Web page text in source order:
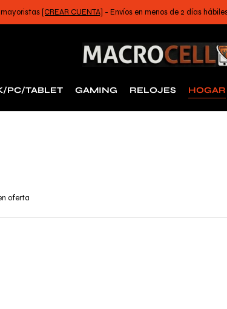
[CREAR CUENTA] - Envíos en menos de 2 días
PC/TABLET GAMING RELOJES HOGAR
oferta